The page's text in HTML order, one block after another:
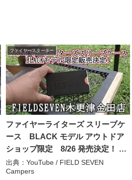
ファイヤースターター
ファイヤーライターズ スリーブケ
ース BLACK モデル アウトドア
ショップ限定 8/26 発売決定！ –
FIELD SEVEN Campers
出典：YouTube / FIELD SEVEN
Campers